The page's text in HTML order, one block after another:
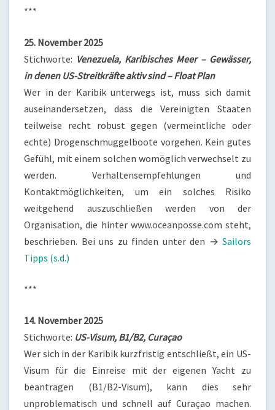
***
25. November 2025
Stichworte: Venezuela, Karibisches Meer – Gewässer,
in denen US-Streitkräfte aktiv sind– Float Plan
Wer in der Karibik unterwegs ist, muss sich damit
auseinandersetzen, dass die Vereinigten Staaten
teilweise recht robust gegen (vermeintliche oder
echte) Drogenschmuggelboote vorgehen. Kein gutes
Gefühl, mit einem solchen womöglich verwechselt zu
werden. Verhaltensempfehlungen und
Kontaktmöglichkeiten, um ein solches Risiko
weitgehend auszuschließen werden von der
Organisation, die hinter www.oceanposse.com steht,
beschrieben. Bei uns zu finden unter den → Sailors
Tipps (s.d.)
***
14. November 2025
Stichworte: US-Visum, B1/B2, Curaçao
Wer sich in der Karibik kurzfristig entschließt, ein US-
Visum für die Einreise mit der eigenen Yacht zu
beantragen (B1/B2-Visum), kann dies sehr
unproblematisch und schnell auf Curaçao machen.